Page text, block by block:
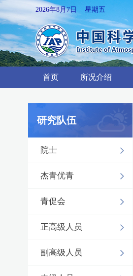
2026年8月7日 星期五
首页 所况介绍
研究队伍
院士
杰青优青
青促会
正高级人员
副高级人员